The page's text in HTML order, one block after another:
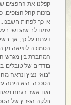
בזכות קהל הצופים,
או כך לפחות חשבנו...
שמנו לב שהכושי
דעתנו על כך, אך
הסמוכה ליציאה מן
המחברת בין מגרש
בודדים של טובלים-
“בואי נציץ ונראה
הסככה. היא היתה
ואנו אשר הגחנו
חלקה הפרוץ של